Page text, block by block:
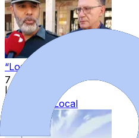
“Los guardias civiles de
7 ago 2026
|
Local